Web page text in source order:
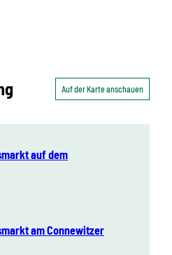
Auf der Karte anschauen
auf dem
am Connewitzer